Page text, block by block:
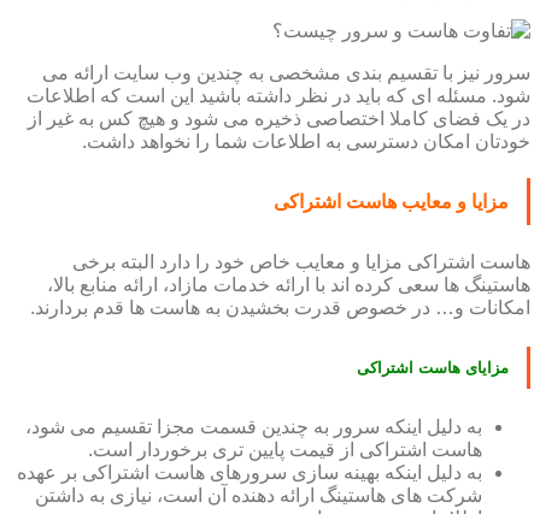
سرور نیز با تقسیم بندی مشخصی به چندین وب سایت ارائه می
شود. مسئله ای که باید در نظر داشته باشید این است که اطلاعات
در یک فضای کاملا اختصاصی ذخیره می شود و هیچ کس به غیر از
خودتان امکان دسترسی به اطلاعات شما را نخواهد داشت.
مزایا و معایب هاست اشتراکی
هاست اشتراکی مزایا و معایب خاص خود را دارد البته برخی
هاستینگ ها سعی کرده اند با ارائه خدمات مازاد، ارائه منابع بالا،
امکانات و… در خصوص قدرت بخشیدن به هاست ها قدم بردارند.
مزایای هاست اشتراکی
به دلیل اینکه سرور به چندین قسمت مجزا تقسیم می شود،
هاست اشتراکی از قیمت پایین تری برخوردار است.
به دلیل اینکه بهینه سازی سرورهای هاست اشتراکی بر عهده
شرکت های هاستینگ ارائه دهنده آن است، نیازی به داشتن